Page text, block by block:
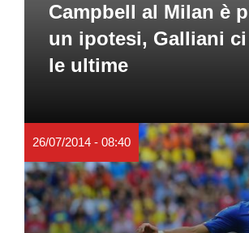
Campbell al Milan è
un ipotesi, Galliani ci
le ultime
26/07/2014 - 08:40